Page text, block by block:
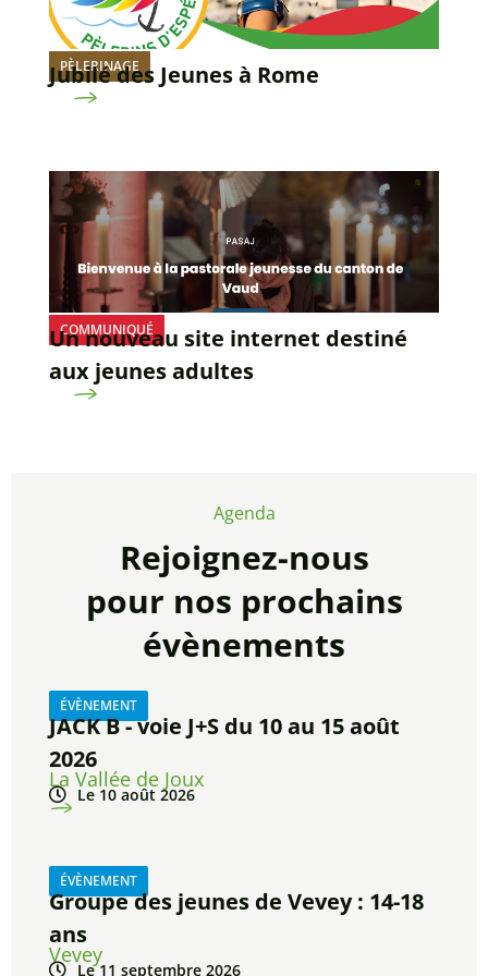
PÈLERINAGE
Jubilé des Jeunes à Rome
COMMUNIQUÉ
Un nouveau site internet destiné
aux jeunes adultes
Agenda
Rejoignez-nous
pour nos prochains
évènements
ÉVÈNEMENT
JACK B - voie J+S du 10 au 15 août
2026
La Vallée de Joux
Le 10 août 2026
ÉVÈNEMENT
Groupe des jeunes de Vevey : 14-18
ans
Vevey
Le 11 septembre 2026